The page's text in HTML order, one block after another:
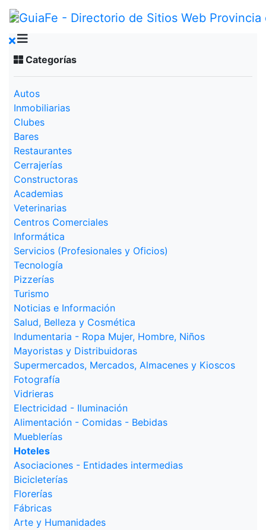
Categorías
Autos
Inmobiliarias
Clubes
Bares
Restaurantes
Cerrajerías
Constructoras
Academias
Veterinarias
Centros Comerciales
Informática
Servicios (Profesionales y Oficios)
Tecnología
Pizzerías
Turismo
Noticias e Información
Salud, Belleza y Cosmética
Indumentaria - Ropa Mujer, Hombre, Niños
Mayoristas y Distribuidoras
Supermercados, Mercados, Almacenes y Kioscos
Fotografía
Vidrieras
Electricidad - Iluminación
Alimentación - Comidas - Bebidas
Mueblerías
Hoteles
Asociaciones - Entidades intermedias
Bicicleterías
Florerías
Fábricas
Arte y Humanidades